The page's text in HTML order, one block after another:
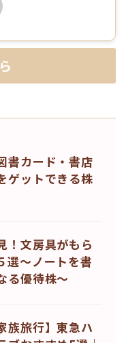
書カード・書店
ゲットできる株
！文房具がもら
選〜ノートを書
る優待株〜
族旅行】東急ハ